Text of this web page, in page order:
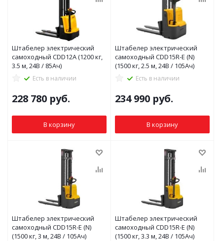
Штабелер электрический
самоходный CDD12A (1200 кг,
3.5 м, 24В / 85Ач)
Есть в наличии
228 780 руб.
В корзину
Штабелер электрический
самоходный CDD15R-E (N)
(1500 кг, 2.5 м, 24В / 105Ач)
Есть в наличии
234 990 руб.
В корзину
Штабелер электрический
самоходный CDD15R-E (N)
(1500 кг, 3 м, 24В / 105Ач)
Штабелер электрический
самоходный CDD15R-E (N)
(1500 кг, 3.3 м, 24В / 105Ач)